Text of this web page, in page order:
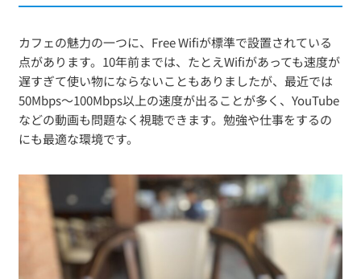
カフェの魅力の一つに、Free Wifiが標準で設置されている
点があります。10年前までは、たとえWifiがあっても速度が
遅すぎて使い物にならないこともありましたが、最近では
50Mbps〜100Mbps以上の速度が出ることが多く、YouTube
などの動画も問題なく視聴できます。勉強や仕事をするの
にも最適な環境です。